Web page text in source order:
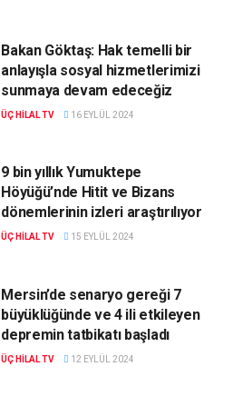
Bakan Göktaş: Hak temelli bir
anlayışla sosyal hizmetlerimizi
sunmaya devam edeceğiz
ÜÇ HILAL TV 16 EYLÜL 2024
9 bin yıllık Yumuktepe
Höyüğü’nde Hitit ve Bizans
dönemlerinin izleri araştırılıyor
ÜÇ HILAL TV 15 EYLÜL 2024
Mersin’de senaryo gereği 7
büyüklüğünde ve 4 ili etkileyen
depremin tatbikatı başladı
ÜÇ HILAL TV 12 EYLÜL 2024